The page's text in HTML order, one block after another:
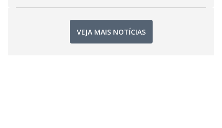
VEJA MAIS NOTÍCIAS